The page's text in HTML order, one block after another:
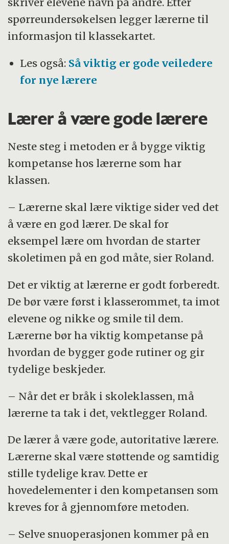
spørreundersøkelsen legger lærerne til
informasjon til klassekartet.
Les også: Så viktig er gode veiledere
for nye lærere
Lærer å være gode lærere
Neste steg i metoden er å bygge viktig
kompetanse hos lærerne som har
klassen.
– Lærerne skal lære viktige sider ved det
å være en god lærer. De skal for
eksempel lære om hvordan de starter
skoletimen på en god måte, sier Roland.
Det er viktig at lærerne er godt forberedt.
De bør være først i klasserommet, ta imot
elevene og nikke og smile til dem.
Lærerne bør ha viktig kompetanse på
hvordan de bygger gode rutiner og gir
tydelige beskjeder.
– Når det er bråk i skoleklassen, må
lærerne ta tak i det, vektlegger Roland.
De lærer å være gode, autoritative lærere.
Lærerne skal være støttende og samtidig
stille tydelige krav. Dette er
hovedelementer i den kompetansen som
kreves for å gjennomføre metoden.
– Selve snuoperasjonen kommer på en